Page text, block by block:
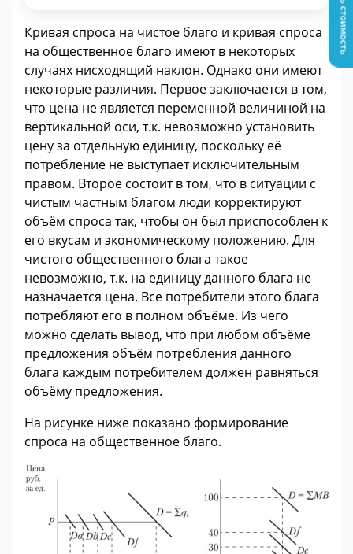
Кривая спроса на чистое благо и кривая спроса
на общественное благо имеют в некоторых
случаях нисходящий наклон. Однако они имеют
некоторые различия. Первое заключается в том,
что цена не является переменной величиной на
вертикальной оси, т.к. невозможно установить
цену за отдельную единицу, поскольку её
потребление не выступает исключительным
правом. Второе состоит в том, что в ситуации с
чистым частным благом люди корректируют
объём спроса так, чтобы он был приспособлен к
его вкусам и экономическому положению. Для
чистого общественного блага такое
невозможно, т.к. на единицу данного блага не
назначается цена. Все потребители этого блага
потребляют его в полном объёме. Из чего
можно сделать вывод, что при любом объёме
предложения объём потребления данного
блага каждым потребителем должен равняться
объёму предложения.
На рисунке ниже показано формирование
спроса на общественное благо.